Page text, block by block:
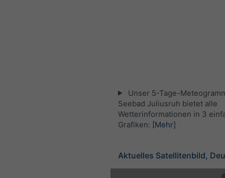
Unser 5-Tage-
Seebad Juliusruh bietet alle
Wetterinformationen in 3
Grafiken: [Mehr]
Aktuelles Satellitenbild,